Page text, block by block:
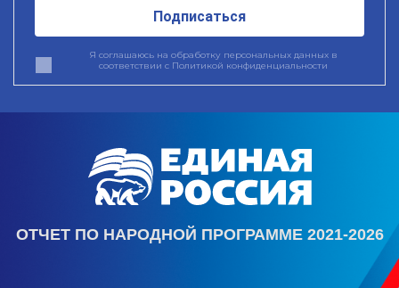
Подписаться
Я соглашаюсь на обработку персональных данных в
соответствии с Политикой конфиденциальности
ОТЧЕТ ПО НАРОДНОЙ ПРОГРАММЕ 2021-2026